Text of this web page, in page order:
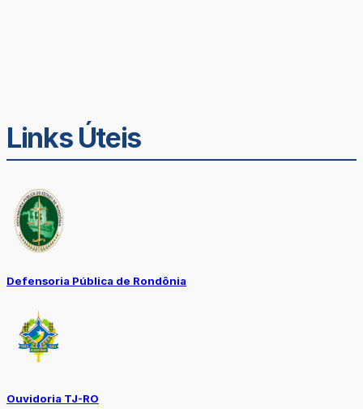
Links Úteis
Defensoria Pública de Rondônia
Ouvidoria TJ-RO